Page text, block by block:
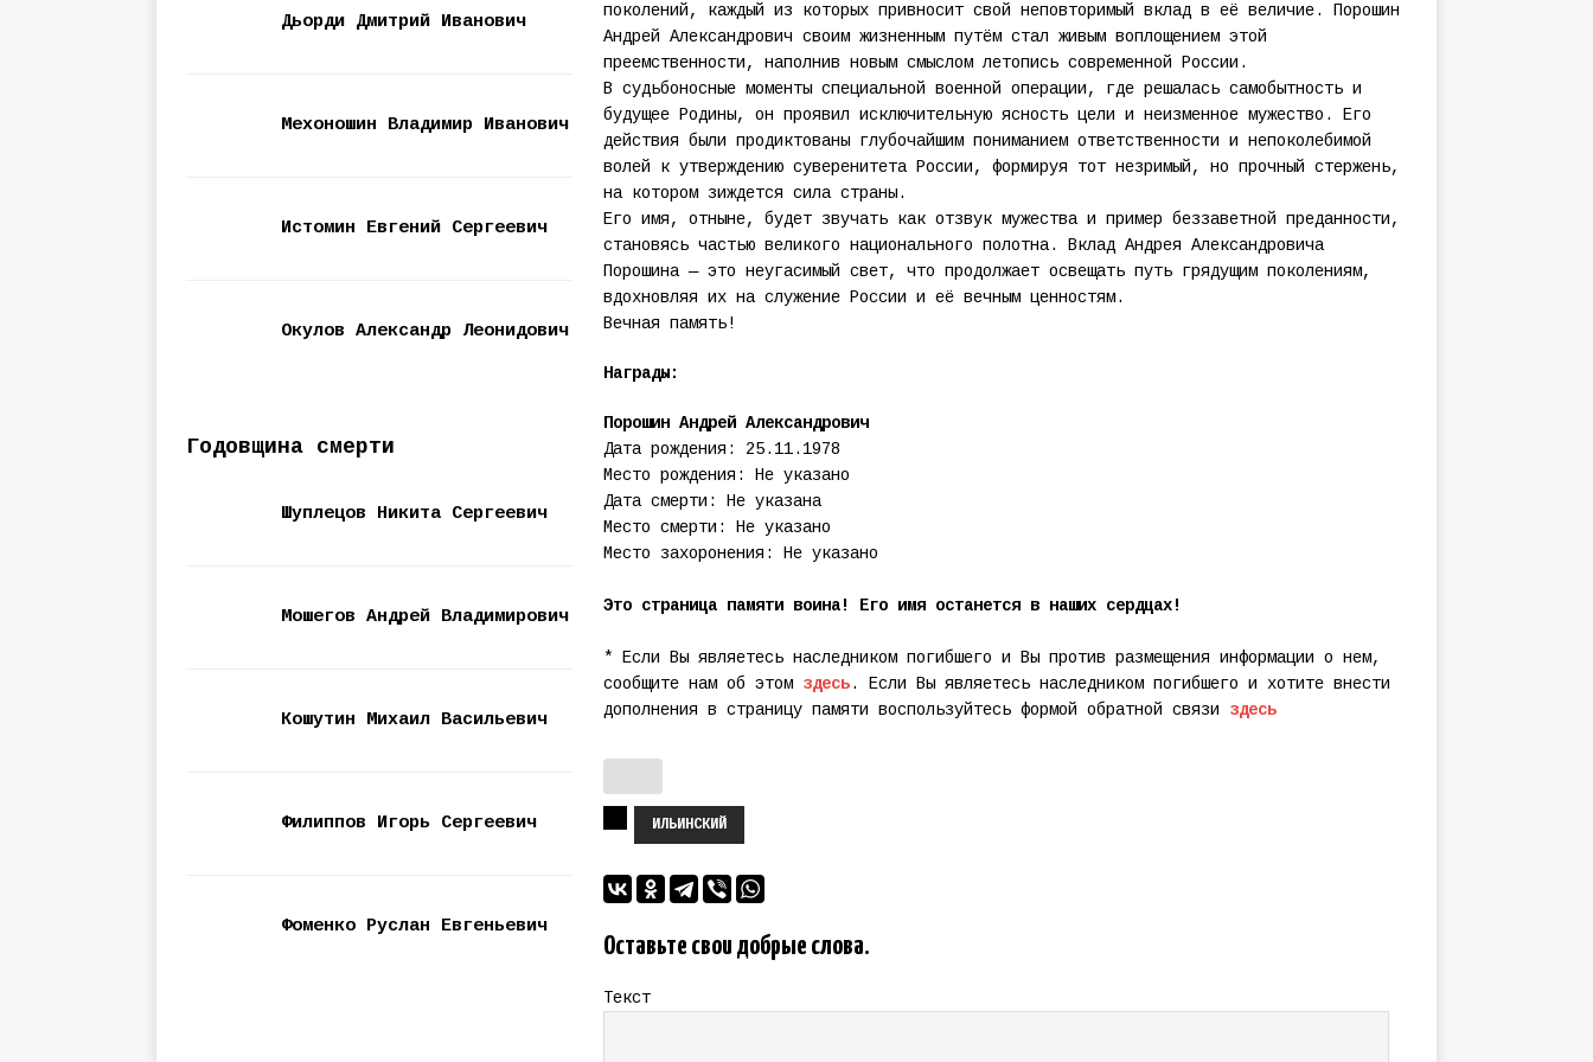
поколений, каждый из которых привносит свой неповторимый вклад в её величие. Порошин
Андрей Александрович своим жизненным путём стал живым воплощением этой
преемственности, наполнив новым смыслом летопись современной России.
В судьбоносные моменты специальной военной операции, где решалась самобытность и
будущее Родины, он проявил исключительную ясность цели и неизменное мужество. Его
действия были продиктованы глубочайшим пониманием ответственности и непоколебимой
волей к утверждению суверенитета России, формируя тот незримый, но прочный стержень,
на котором зиждется сила страны.
Его имя, отныне, будет звучать как отзвук мужества и пример беззаветной преданности,
становясь частью великого национального полотна. Вклад Андрея Александровича
Порошина — это неугасимый свет, что продолжает освещать путь грядущим поколениям,
вдохновляя их на служение России и её вечным ценностям.
Вечная память!
Награды:
Порошин Андрей Александрович
Дата рождения: 25.11.1978
Место рождения: Не указано
Дата смерти: Не указана
Место смерти: Не указано
Место захоронения: Не указано
Это страница памяти воина! Его имя останется в наших сердцах!
* Если Вы являетесь наследником погибшего и Вы против размещения информации о нем,
сообщите нам об этом здесь. Если Вы являетесь наследником погибшего и хотите внести
дополнения в страницу памяти воспользуйтесь формой обратной связи здесь
ИЛЬИНСКИЙ
Оставьте свои добрые слова.
Текст
Дьорди Дмитрий Иванович
Мехоношин Владимир Иванович
Истомин Евгений Сергеевич
Окулов Александр Леонидович
Годовщина смерти
Шуплецов Никита Сергеевич
Мошегов Андрей Владимирович
Кошутин Михаил Васильевич
Филиппов Игорь Сергеевич
Фоменко Руслан Евгеньевич